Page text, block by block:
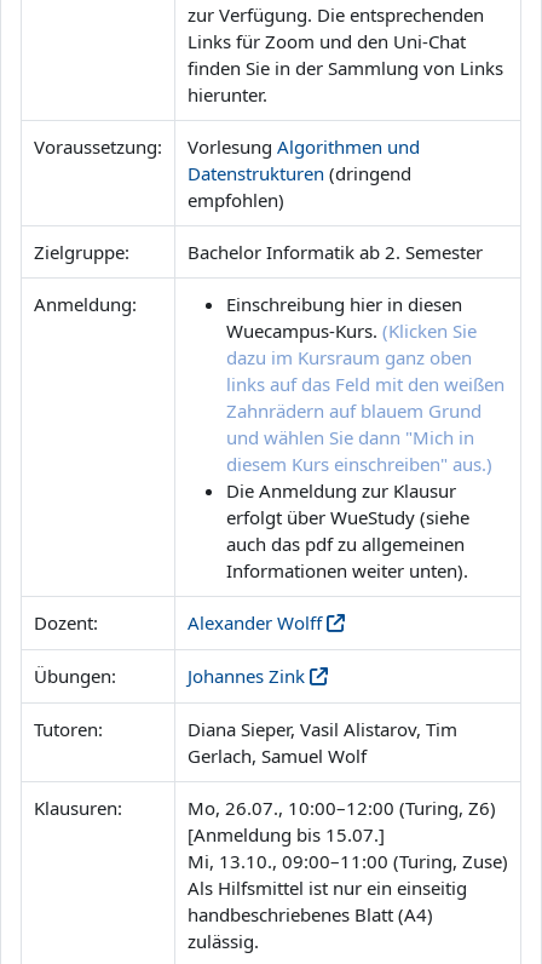
zur Verfügung. Die entsprechenden
Links für Zoom und den Uni-Chat
finden Sie in der Sammlung von Links
hierunter.
Voraussetzung: Vorlesung Algorithmen und
Datenstrukturen (dringend
empfohlen)
Zielgruppe: Bachelor Informatik ab 2. Semester
Anmeldung:
Einschreibung hier in diesen
Wuecampus-Kurs. (Klicken Sie
dazu im Kursraum ganz oben
links auf das Feld mit den weißen
Zahnrädern auf blauem Grund
und wählen Sie dann "Mich in
diesem Kurs einschreiben" aus.)
Die Anmeldung zur Klausur
erfolgt über WueStudy (siehe
auch das pdf zu allgemeinen
Informationen weiter unten).
Dozent: Alexander Wolff
Übungen: Johannes Zink
Tutoren:
Diana Sieper, Vasil Alistarov, Tim
Gerlach, Samuel Wolf
Klausuren:
Mo, 26.07., 10:00–12:00 (Turing, Z6)
[Anmeldung bis 15.07.]
Mi, 13.10., 09:00–11:00 (Turing, Zuse)
Als Hilfsmittel ist nur ein einseitig
handbeschriebenes Blatt (A4)
zulässig.